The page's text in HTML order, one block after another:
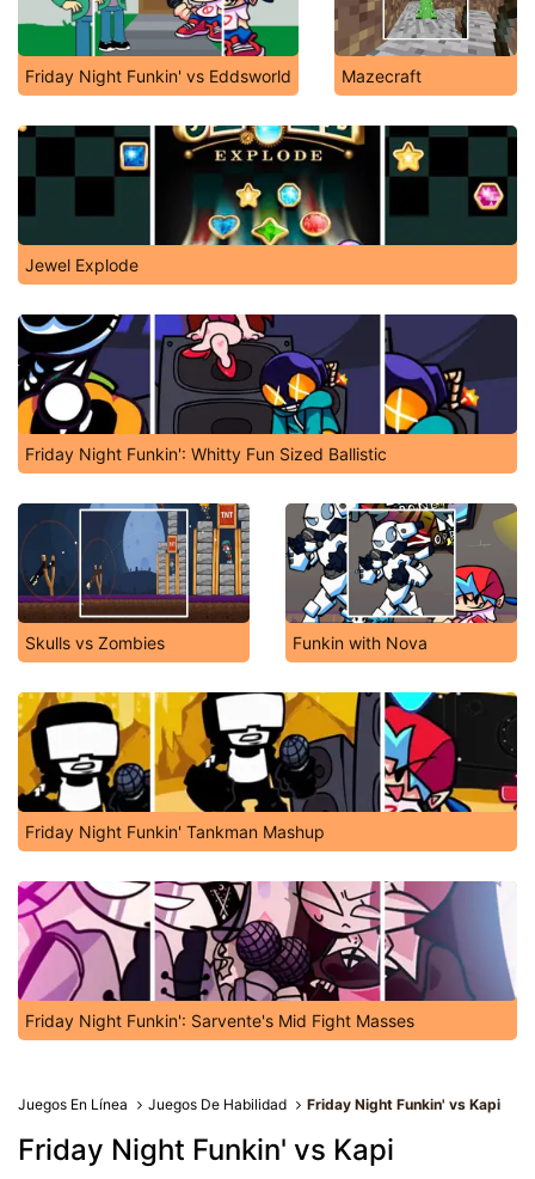
Friday Night Funkin' vs Eddsworld Mazecraft
Jewel Explode
Friday Night Funkin': Whitty Fun Sized Ballistic
Skulls vs Zombies Funkin with Nova
Friday Night Funkin' Tankman Mashup
Friday Night Funkin': Sarvente's Mid Fight Masses
Juegos En Línea Juegos De Habilidad Friday Night Funkin' vs Kapi
Friday Night Funkin' vs Kapi